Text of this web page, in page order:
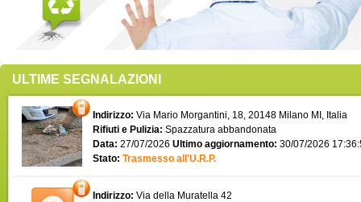
ULTIME SEGNALAZIONI
Indirizzo: Via Mario Morgantini, 18, 20148 Milano MI, Italia
Rifiuti e Pulizia: Spazzatura abbandonata
Data: 27/07/2026 Ultimo aggiornamento: 30/07/2026
Stato: Trasmesso all'U.R.P.
Indirizzo: Via della Muratella 42